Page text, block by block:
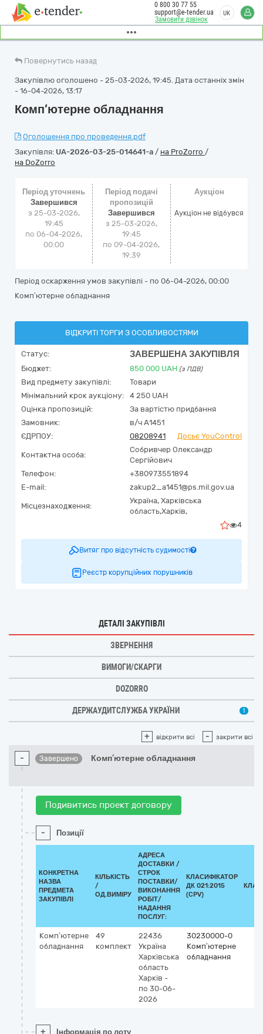
Замовити дзвінок
0 800 30 77 55
support@e-tender.ua
UK
Повернутись назад
Закупівлю оголошено - 25-03-2026, 19:45. Дата останніх змін
- 16-04-2026, 13:17
Комп’ютерне обладнання
Оголошення про проведення.pdf
Закупівля: UA-2026-03-25-014641-a / на ProZorro /
на DoZorro
Період уточнень
Завершився
з 25-03-2026,
19:45
по 06-04-2026,
00:00
Період подачі
пропозицій
Завершився
з 25-03-2026,
19:45
по 09-04-2026,
19:39
Аукціон
Аукціон не відбувся
Період оскарження умов закупівлі - по 06-04-2026, 00:00
Комп’ютерне обладнання
ВІДКРИТІ ТОРГИ З ОСОБЛИВОСТЯМИ
Статус: ЗАВЕРШЕНА ЗАКУПІВЛЯ
Бюджет: 850 000 UAH (з ПДВ)
Вид предмету закупівлі:
Товари
Мінімальний крок аукціону:
4 250 UAH
Оцінка пропозицій:
За вартістю придбання
Замовник:
в/ч А1451
ЄДРПОУ:
08208941 Досьє YouControl
Контактна особа:
Собривчер Олександр
Сергійович
Телефон:
+380973551894
E-mail:
zakup2_a1451@ps.mil.gov.ua
Місцезнаходження:
Україна, Харківська
область,Харків,
4
Витяг про відсутність судимості
Реєстр корупційних порушників
ДЕТАЛІ ЗАКУПІВЛІ
ЗВЕРНЕННЯ
ВИМОГИ/СКАРГИ
DOZORRO
ДЕРЖАУДИТСЛУЖБА УКРАЇНИ 1
+ відкрити всі - закрити всі
- Завершено Комп’ютерне обладнання
Подивитись проект договору
- Позиції
КОНКРЕТНА
НАЗВА
ПРЕДМЕТА
ЗАКУПІВЛІ
КІЛЬКІСТЬ
/
ОД.ВИМІРУ
АДРЕСА
ДОСТАВКИ /
СТРОК
ПОСТАВКИ/
ВИКОНАННЯ
РОБІТ/
НАДАННЯ
ПОСЛУГ:
КЛАСИФІКАТОР
ДК 021:2015
(CPV)
Комп’ютерне
обладнання
49
комплект
22436
Україна
Харківська
область
Харків -
по 30-06-
2026
30230000-0
Комп’ютерне
обладнання
+ Інформація по лоту